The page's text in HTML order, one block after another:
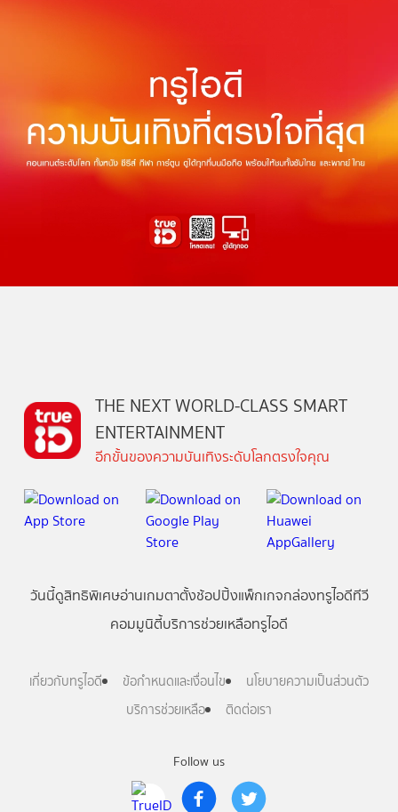
Follow us
THE NEXT WORLD-CLASS SMART
ENTERTAINMENT
อีกขั้นของความบันเทิงระดับโลกตรงใจคุณ
วันนี้ดูสิทธิพิเศษอ่านเกมตาตั้งช้อปปิ้งแพ็กเกจกล่องทรูไอดีทีวี
คอมมูนิตี้บริการช่วยเหลือทรูไอดี
เกี่ยวกับทรูไอดี ข้อกำหนดและเงื่อนไข
นโยบายความเป็นส่วนตัว
บริการช่วยเหลือ
ติดต่อเรา